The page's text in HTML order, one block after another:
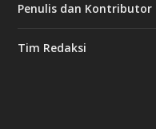
Penulis dan Kontributor
Tim Redaksi